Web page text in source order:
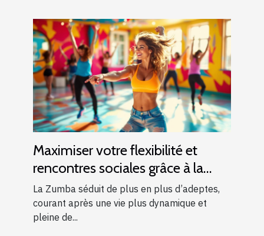
Maximiser votre flexibilité et
rencontres sociales grâce à la
Zumba
La Zumba séduit de plus en plus d’adeptes,
courant après une vie plus dynamique et
pleine de...